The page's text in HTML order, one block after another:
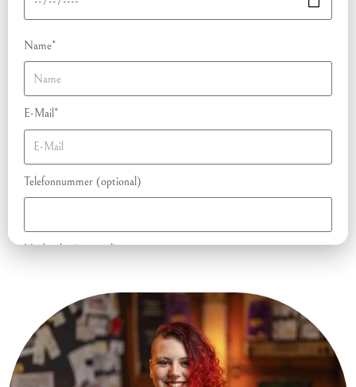
Name*
E-Mail*
Telefonnummer (optional)
Nachricht (optional)
100% kostenlos & unverbindlich anfragen